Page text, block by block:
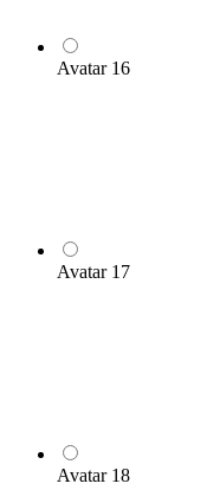
Avatar 16
Avatar 17
Avatar 18